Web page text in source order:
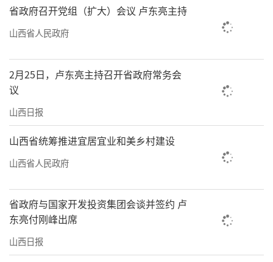
省政府召开党组（扩大）会议 卢东亮主持
山西省人民政府
2月25日，卢东亮主持召开省政府常务会
议
山西日报
山西省统筹推进宜居宜业和美乡村建设
山西省人民政府
省政府与国家开发投资集团会谈并签约 卢
东亮付刚峰出席
山西日报